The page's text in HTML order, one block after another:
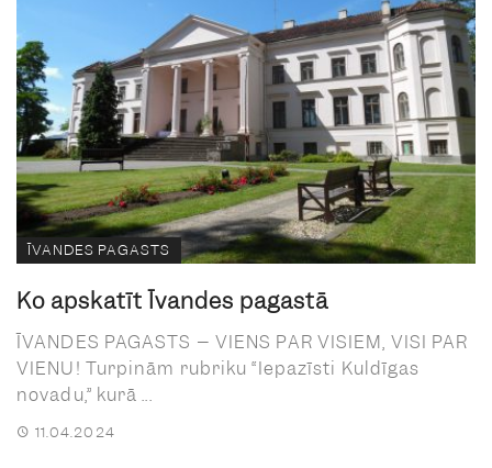
ĪVANDES PAGASTS
Ko apskatīt Īvandes pagastā
ĪVANDES PAGASTS – VIENS PAR VISIEM, VISI PAR
VIENU! Turpinām rubriku “Iepazīsti Kuldīgas
novadu,” kurā ...
11.04.2024